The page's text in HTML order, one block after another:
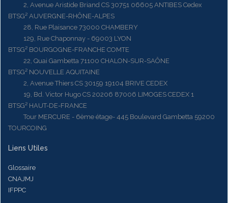
2, Avenue Aristide Briand CS 30751 06605 ANTIBES Cedex
BTSG² AUVERGNE-RHÔNE-ALPES
28, Rue Plaisance 73000 CHAMBERY
129, Rue Chaponnay - 69003 LYON
BTSG² BOURGOGNE-FRANCHE COMTE
22, Quai Gambetta 71100 CHALON-SUR-SAÔNE
BTSG² NOUVELLE AQUITAINE
2, Avenue Thiers CS 30159 19104 BRIVE CEDEX
19, Bd. Victor Hugo CS 20206 87006 LIMOGES CEDEX 1
BTSG² HAUT-DE-FRANCE
Tour MERCURE - 6ème étage- 445 Boulevard Gambetta 59200
TOURCOING
Liens Utiles
Glossaire
CNAJMJ
IFPPC